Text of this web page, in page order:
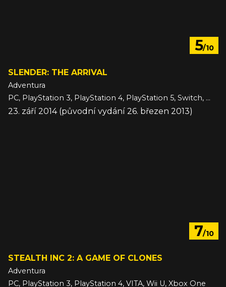
5/10
SLENDER: THE ARRIVAL
Adventura
PC, PlayStation 3, PlayStation 4, PlayStation 5, Switch, Wii U, Xbox 360, Xbox One, Xbox Series
23. září 2014 (původní vydání 26. březen 2013)
7/10
STEALTH INC 2: A GAME OF CLONES
Adventura
PC, PlayStation 3, PlayStation 4, VITA, Wii U, Xbox One